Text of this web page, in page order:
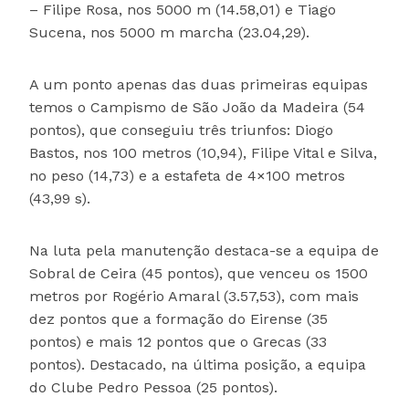
– Filipe Rosa, nos 5000 m (14.58,01) e Tiago
Sucena, nos 5000 m marcha (23.04,29).
A um ponto apenas das duas primeiras equipas
temos o Campismo de São João da Madeira (54
pontos), que conseguiu três triunfos: Diogo
Bastos, nos 100 metros (10,94), Filipe Vital e Silva,
no peso (14,73) e a estafeta de 4×100 metros
(43,99 s).
Na luta pela manutenção destaca-se a equipa de
Sobral de Ceira (45 pontos), que venceu os 1500
metros por Rogério Amaral (3.57,53), com mais
dez pontos que a formação do Eirense (35
pontos) e mais 12 pontos que o Grecas (33
pontos). Destacado, na última posição, a equipa
do Clube Pedro Pessoa (25 pontos).